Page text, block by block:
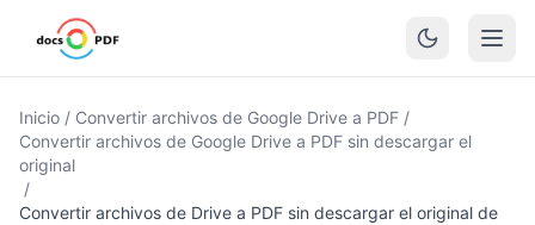
Inicio / Convertir archivos de Google Drive a PDF /
Convertir archivos de Google Drive a PDF sin descargar el
original
/
Convertir archivos de Drive a PDF sin descargar el original de